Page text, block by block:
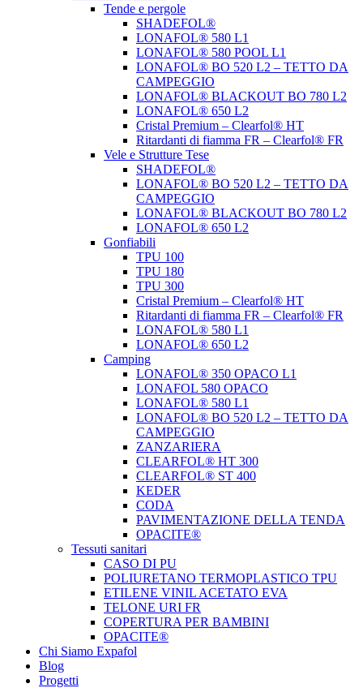
Tende e pergole
SHADEFOL®
LONAFOL® 580 L1
LONAFOL® 580 POOL L1
LONAFOL® BO 520 L2 – TETTO DA
CAMPEGGIO
LONAFOL® BLACKOUT BO 780 L2
LONAFOL® 650 L2
Cristal Premium – Clearfol® HT
Ritardanti di fiamma FR – Clearfol® FR
Vele e Strutture Tese
SHADEFOL®
LONAFOL® BO 520 L2 – TETTO DA
CAMPEGGIO
LONAFOL® BLACKOUT BO 780 L2
LONAFOL® 650 L2
Gonfiabili
TPU 100
TPU 180
TPU 300
Cristal Premium – Clearfol® HT
Ritardanti di fiamma FR – Clearfol® FR
LONAFOL® 580 L1
LONAFOL® 650 L2
Camping
LONAFOL® 350 OPACO L1
LONAFOL 580 OPACO
LONAFOL® 580 L1
LONAFOL® BO 520 L2 – TETTO DA
CAMPEGGIO
ZANZARIERA
CLEARFOL® HT 300
CLEARFOL® ST 400
KEDER
CODA
PAVIMENTAZIONE DELLA TENDA
OPACITE®
Tessuti sanitari
CASO DI PU
POLIURETANO TERMOPLASTICO TPU
ETILENE VINIL ACETATO EVA
TELONE URI FR
COPERTURA PER BAMBINI
OPACITE®
Chi Siamo Expafol
Blog
Progetti